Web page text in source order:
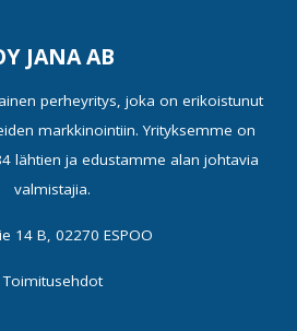
JANA AB
perheyritys, joka on erikoistunut
markkinointiin. Yrityksemme on
lähtien ja edustamme alan johtavia
valmistajia.
14 B, 02270 ESPOO
Toimitusehdot